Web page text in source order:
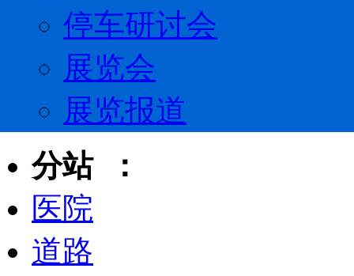
停车研讨会
展览会
展览报道
分站 ：
医院
道路